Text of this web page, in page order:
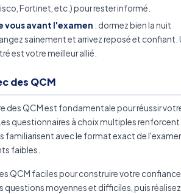
Fortinet, etc.) pour rester informé.
vous avant l'examen : dormez bien la nuit
sainement et arrivez reposé et confiant.
est votre meilleur allié.
des QCM
des QCM est fondamentale pour réussir
questionnaires à choix multiples
familiarisent avec le format exact de
faibles.
QCM faciles pour construire votre
questions moyennes et difficiles, puis